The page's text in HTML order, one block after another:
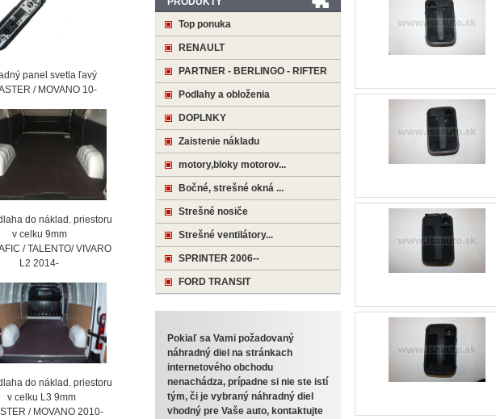
Top ponuka
RENAULT
PARTNER - BERLINGO - RIFTER
Podlahy a obloženia
DOPLNKY
Zaistenie nákladu
motory,bloky motorov...
Bočné, strešné okná ...
Strešné nosiče
Strešné ventilátory...
SPRINTER 2006--
FORD TRANSIT
Pokiaľ sa Vami požadovaný
náhradný diel na stránkach
internetového obchodu
nenachádza, prípadne si nie ste istí
tým, či je vybraný náhradný diel
vhodný pre Vaše auto, kontaktujte
panel svetla ľavý
/ MOVANO 10-
do náklad. priestoru
9mm
/ TALENTO/ VIVARO
2014-
do náklad. priestoru
L3 9mm
/ MOVANO 2010-